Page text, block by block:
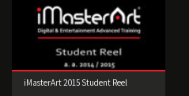
iMasterArt 2015 Student Reel